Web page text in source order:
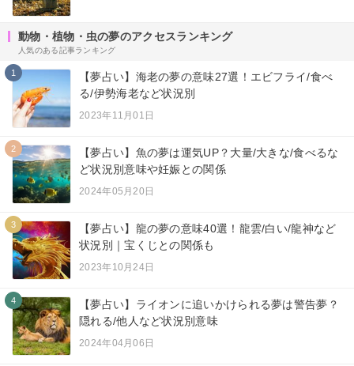
動物・植物・虫の夢のアクセスランキング
人気のある記事ランキング
1
【夢占い】海老の夢の意味27選！エビフライ/食べ
る/伊勢海老など状況別
2023年11月01日
2
【夢占い】魚の夢は運気UP？大量/大きな/食べるな
ど状況別意味や妊娠との関係
2024年05月20日
3
【夢占い】龍の夢の意味40選！龍雲/白い/龍神など
状況別｜宝くじとの関係も
2023年10月24日
4
【夢占い】ライオンに追いかけられる夢は警告夢？
隠れる/他人など状況別意味
2024年04月06日